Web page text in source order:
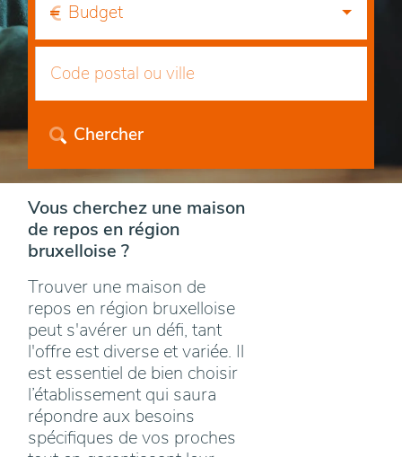
Budget
Chercher
Vous cherchez une maison
de repos en région
bruxelloise ?
Trouver une maison de
repos en région bruxelloise
peut s'avérer un défi, tant
l'offre est diverse et variée. Il
est essentiel de bien choisir
l’établissement qui saura
répondre aux besoins
spécifiques de vos proches